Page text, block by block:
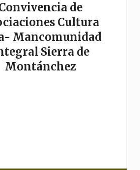
de
Cultura
Mancomunidad
Sierra de
Montánchez